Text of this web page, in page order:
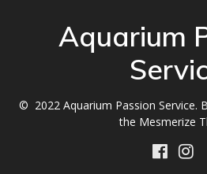
Aquarium
© 2022 Aquarium Passion Service.
the Mesmerize